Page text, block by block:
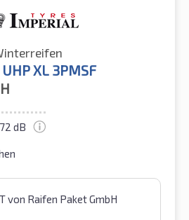
XL 3PMSF
72 dB
von Raifen Paket GmbH